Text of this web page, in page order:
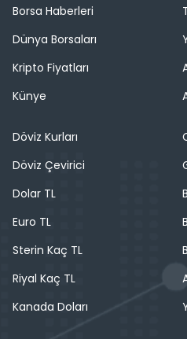
Borsa Haberleri
Dünya Borsaları
Kripto Fiyatları
Künye
Döviz Kurları
Döviz Çevirici
Dolar TL
Euro TL
Sterin Kaç TL
Riyal Kaç TL
Kanada Doları